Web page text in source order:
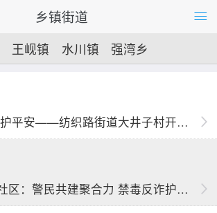
乡镇街道
王岘镇 水川镇
强湾乡
法治暖军心 普法护平安——纺织路街道大井子村开展拥军普法暨暑期汛期安全法治宣传活动 安全宣...
纺织路街道警苑社区：警民共建聚合力 禁毒反诈护企安